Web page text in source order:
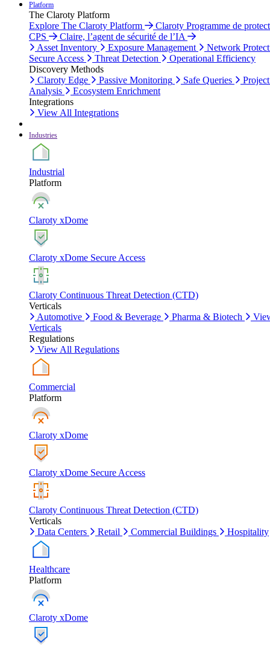
Platform
The Claroty Platform
Explore The Claroty Platform
Claroty Programme de
CPS
Claire, l’agent de sécurité de l’IA
Asset Inventory
Exposure Management
Network
Secure Access
Threat Detection
Operational Efficiency
Discovery Methods
Claroty Edge
Passive Monitoring Safe Queries
Analysis
Ecosystem Enrichment
Integrations
View All Integrations
Industries
Industrial
Platform
Claroty xDome
Claroty xDome Secure Access
Claroty Continuous Threat Detection (CTD)
Verticals
Automotive
Food & Beverage Pharma & Biotech
Verticals
Regulations
View All Regulations
Commercial
Platform
Claroty xDome
Claroty xDome Secure Access
Claroty Continuous Threat Detection (CTD)
Verticals
Data Centers
Retail Commercial Buildings Hospitality
Healthcare
Platform
Claroty xDome